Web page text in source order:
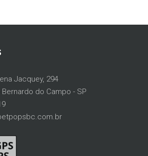
Jacquey, 294
do Campo - SP